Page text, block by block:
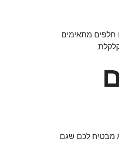
חלפים מתאימים
24/7 לתיקון שערים חשמליים כפר סבא מבטיח לכם שגם